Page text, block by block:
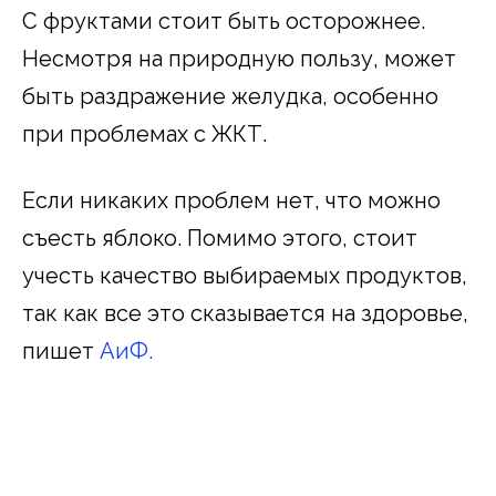
С фруктами стоит быть осторожнее.
Несмотря на природную пользу, может
быть раздражение желудка, особенно
при проблемах с ЖКТ.
Если никаких проблем нет, что можно
съесть яблоко. Помимо этого, стоит
учесть качество выбираемых продуктов,
так как все это сказывается на здоровье,
пишет АиФ.